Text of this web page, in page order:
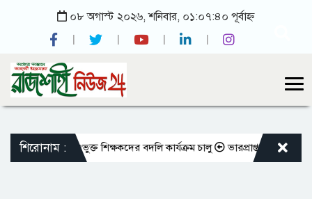
০৮ অগাস্ট ২০২৬, শনিবার, ০১:০৭:৪০ পূর্বাহ্ন
শিরোনাম :
মতো এমপিওভুক্ত শিক্ষকদের বদলি কার্যক্রম চালু ভারপ্রাপ্ত রাষ্ট্রপতিকে